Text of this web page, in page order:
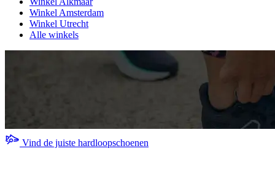
Winkel Amsterdam
Winkel Utrecht
Alle winkels
Vind de juiste hardloopschoenen